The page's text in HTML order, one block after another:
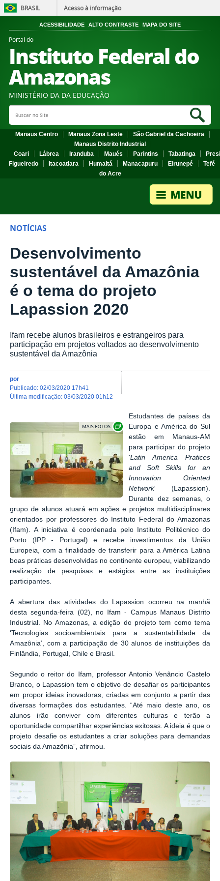
BRASIL Acesso à informação
ACESSIBILIDADE ALTO CONTRASTE MAPA DO SITE
Portal do
Instituto Federal do
Amazonas
MINISTÉRIO DA DA EDUCAÇÃO
Search Site
Manaus Centro Manaus Zona Leste
São Gabriel da Cachoeira
Manaus Distrito Industrial
Coari
Lábrea Iranduba Maués Parintins Tabatinga
Figueiredo
Itacoatiara Humaitá Manacapuru Eirunepé
Tefé
do Acre
NOTÍCIAS
Desenvolvimento
sustentável da Amazônia
é o tema do projeto
Lapassion 2020
Ifam recebe alunos brasileiros e estrangeiros para
participação em projetos voltados ao desenvolvimento
sustentável da Amazônia
por
publicado: 02/03/2020 17h41
última modificação: 03/03/2020 01h12
Show image carousel
Estudantes de países da
Europa e América do Sul
estão em Manaus-AM
para participar do projeto
'Latin America Pratices
and Soft Skills for an
Innovation Oriented
Network' (Lapassion).
Durante dez semanas, o
grupo de alunos atuará em ações e projetos multidisciplinares
orientados por professores do Instituto Federal do Amazonas
(Ifam). A iniciativa é coordenada pelo Instituto Politécnico do
Porto (IPP - Portugal) e recebe investimentos da União
Europeia, com a finalidade de transferir para a América Latina
boas práticas desenvolvidas no continente europeu, viabilizando
realização de pesquisas e estágios entre as instituições
participantes.
A abertura das atividades do Lapassion ocorreu na manhã
desta segunda-feira (02), no Ifam - Campus Manaus Distrito
Industrial. No Amazonas, a edição do projeto tem como tema
‘Tecnologias socioambientais para a sustentabilidade da
Amazônia’, com a participação de 30 alunos de instituições da
Finlândia, Portugal, Chile e Brasil.
Segundo o reitor do Ifam, professor Antonio Venâncio Castelo
Branco, o Lapassion tem o objetivo de desafiar os participantes
em propor ideias inovadoras, criadas em conjunto a partir das
diversas formações dos estudantes. “Até maio deste ano, os
alunos irão conviver com diferentes culturas e terão a
oportunidade compartilhar experiências exitosas. A ideia é que o
projeto desafie os estudantes a criar soluções para demandas
sociais da Amazônia”, afirmou.